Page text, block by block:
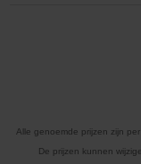
Alle genoemde prijzen zijn
De prijzen kunnen